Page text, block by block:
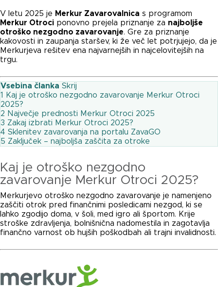
V letu 2025 je Merkur Zavarovalnica s programom
Merkur Otroci ponovno prejela priznanje za najboljše
otroško nezgodno zavarovanje. Gre za priznanje
kakovosti in zaupanja staršev, ki že več let potrjujejo, da je
Merkurjeva rešitev ena najvarnejših in najcelovitejših na
trgu.
Vsebina članka Skrij
1
Kaj je otroško nezgodno zavarovanje Merkur Otroci
2025?
2 Največje prednosti Merkur Otroci 2025
3 Zakaj izbrati Merkur Otroci 2025?
4 Sklenitev zavarovanja na portalu ZavaGO
5 Zaključek – najboljša zaščita za otroke
Kaj je otroško nezgodno
zavarovanje Merkur Otroci 2025?
Merkurjevo otroško nezgodno zavarovanje je namenjeno
zaščiti otrok pred finančnimi posledicami nezgod, ki se
lahko zgodijo doma, v šoli, med igro ali športom. Krije
stroške zdravljenja, bolnišnična nadomestila in zagotavlja
finančno varnost ob hujših poškodbah ali trajni invalidnosti.